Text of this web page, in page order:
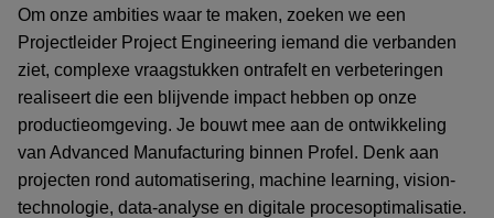
Om onze ambities waar te maken, zoeken we een
Projectleider Project Engineering iemand die verbanden
ziet, complexe vraagstukken ontrafelt en verbeteringen
realiseert die een blijvende impact hebben op onze
productieomgeving. Je bouwt mee aan de ontwikkeling
van Advanced Manufacturing binnen Profel. Denk aan
projecten rond automatisering, machine learning, vision-
technologie, data-analyse en digitale procesoptimalisatie.